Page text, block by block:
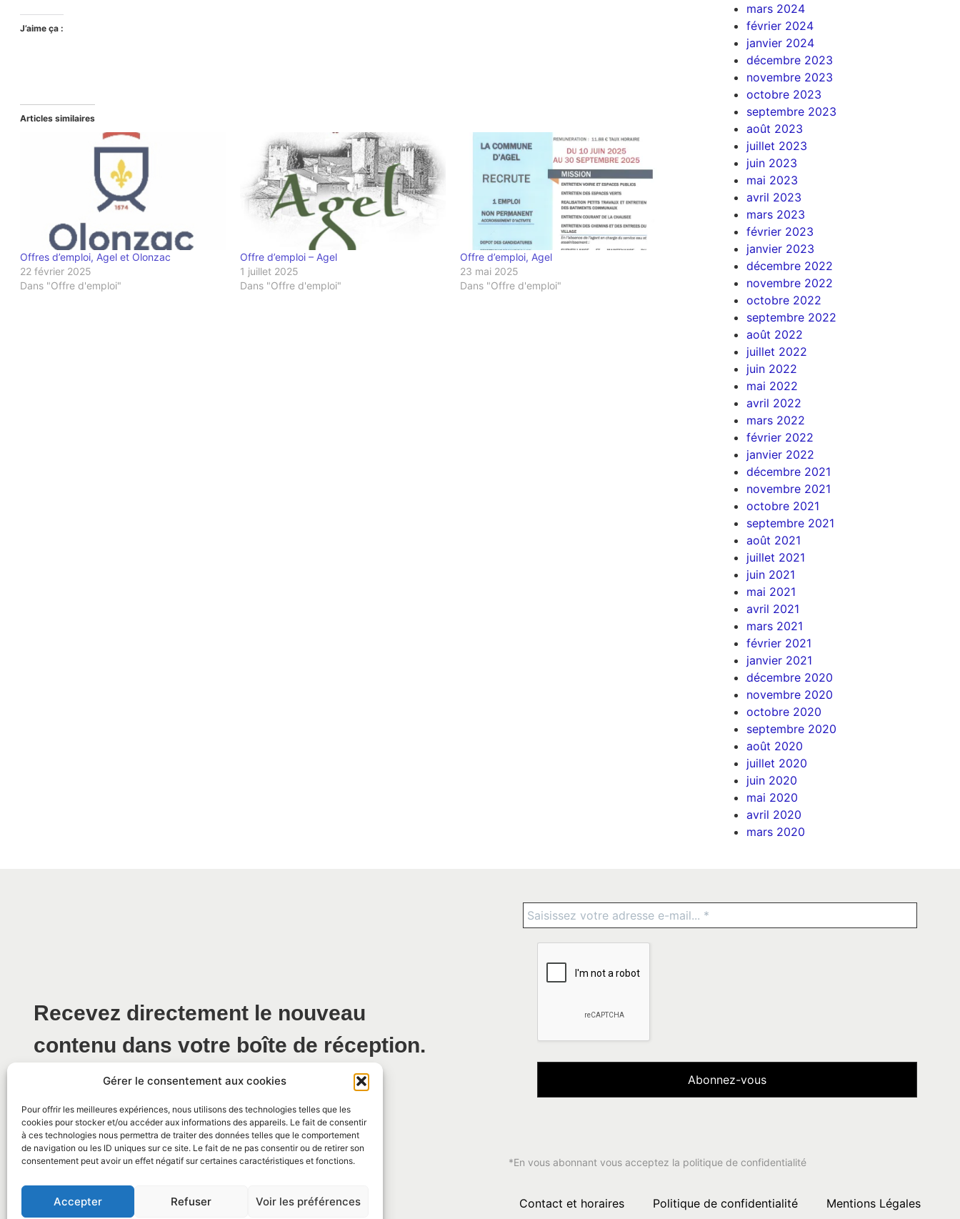
Gérer le consentement aux cookies
Pour offrir les meilleures expériences, nous utilisons des technologies telles que les
cookies pour stocker et/ou accéder aux informations des appareils. Le fait de consentir
à ces technologies nous permettra de traiter des données telles que le comportement
de navigation ou les ID uniques sur ce site. Le fait de ne pas consentir ou de retirer son
consentement peut avoir un effet négatif sur certaines caractéristiques et fonctions.
Accepter Refuser Voir les préférences
J’aime ça :
Articles similaires
Offres d’emploi, Agel et Olonzac
22 février 2025
Dans "Offre d'emploi"
Offre d’emploi – Agel
1 juillet 2025
Dans "Offre d'emploi"
Offre d’emploi, Agel
23 mai 2025
Dans "Offre d'emploi"
mars 2024
février 2024
janvier 2024
décembre 2023
novembre 2023
octobre 2023
septembre 2023
août 2023
juillet 2023
juin 2023
mai 2023
avril 2023
mars 2023
février 2023
janvier 2023
décembre 2022
novembre 2022
octobre 2022
septembre 2022
août 2022
juillet 2022
juin 2022
mai 2022
avril 2022
mars 2022
février 2022
janvier 2022
décembre 2021
novembre 2021
octobre 2021
septembre 2021
août 2021
juillet 2021
juin 2021
mai 2021
avril 2021
mars 2021
février 2021
janvier 2021
décembre 2020
novembre 2020
octobre 2020
septembre 2020
août 2020
juillet 2020
juin 2020
mai 2020
avril 2020
mars 2020
Recevez directement le nouveau
contenu dans votre boîte de réception.
*En vous abonnant vous acceptez la politique de confidentialité
Contact et horaires Politique de confidentialité Mentions Légales